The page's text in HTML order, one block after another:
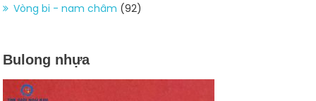
Vòng bi - nam châm (92)
Bulong nhựa